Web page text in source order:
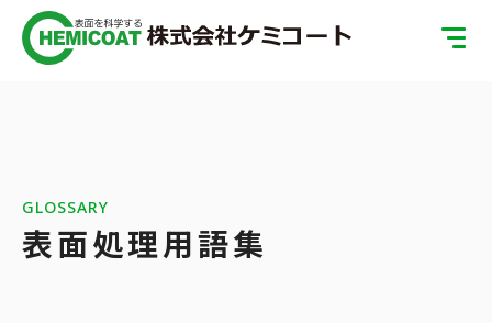
ISOへの取り組み
GLOSSARY
表面処理用語集